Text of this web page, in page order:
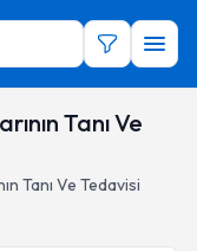
Tanı Ve
Tanı Ve Tedavisi